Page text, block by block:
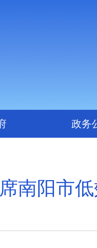
政务
南阳市